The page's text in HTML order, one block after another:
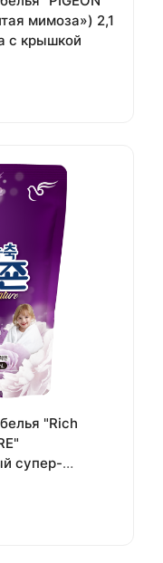
мимоза») 2,1
с крышкой
"Rich
супер-
«Тайны
упаковка